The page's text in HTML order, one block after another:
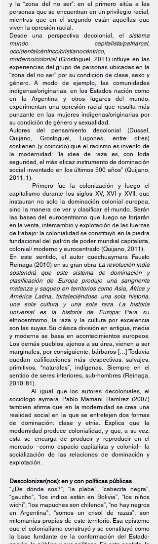
y la “zona del no ser”: en el primero sitúa a las
personas que se encuentran en un privilegio racial,
mientras que en el segundo están aquellas que
viven la opresión racial.
Desde una perspectiva decolonial, el sistema
mundo capitalista/patriarcal,
occidentalcéntrico/cristianocéntrico,
moderno/colonial (Grosfoguel, 2011) influye en las
experiencias del grupo de personas ubicadas en la
“zona del no ser” por su condición de clase, sexo y
género. A modo de ejemplo, las comunidades
indígenas/originarias, en los Estados nación como
en la Argentina y otros lugares del mundo,
experimentan una opresión racial que resulta más
punzante en las mujeres indígenas/originarias por
su condición de género y sexualidad.
Autores del pensamiento decolonial (Dussel,
Quijano, Grosfoguel, Lugones, entre otres)
sostienen (y coincido) que el racismo es invento de
la modernidad: “la idea de raza es, con toda
seguridad, el más eficaz instrumento de dominación
social inventado en los últimos 500 años” (Quijano,
2011: 1).
Primero fue la colonización y luego el
capitalismo durante los siglos XV, XVI y XVII, que
instauran no solo la dominación colonial europea,
sino la manera de ver y clasificar el mundo. Serán
las bases del eurocentrismo que luego se forjarán
en la venta, intercambio y explotación de las fuerzas
de trabajo: la colonialidad se constituyó en la piedra
fundacional del patrón de poder mundial capitalista,
colonial/ moderno y eurocentrado (Quijano, 2011).
En este sentido, el autor quechuaymara Fausto
Reinaga (2010) en su gran obra La revolución india
sostendrá que este sistema de dominación y
clasificación de Europa produjo una sangrienta
matanza y saqueo en territorios como Asia, África y
América Latina, fortaleciéndose una sola historia,
una sola cultura y una sola raza. La historia
universal es la historia de Europa:
Para su
etnocentrismo, la raza y la cultura por excelencia
son las suyas. Su clásica división en antigua, media
y moderna se basa en acontecimientos europeos.
Los demás pueblos, ajenos a su área, vienen a ser
marginales, por consiguiente, bárbaros […] Todavía
quedan calificaciones más despectivas: salvajes,
primitivos, “naturales”, indígenas. Siempre en el
sentido de seres inferiores, sub-hombres (Reinaga,
2010: 81).
Al igual que los autores decoloniales, el
sociólogo aymara Pablo Mamani Ramírez (2007)
también afirma que en la modernidad se crea una
realidad social en la que se entretejen dos formas
de dominación: clase y etnia. Explica que la
modernidad produce colonialidad, y que, a su vez,
esta se encarga de producir y reproducir en el
mercado –como espacio capitalista y colonial– la
socialización de las relaciones de dominación y
explotación.
Descolonizar(nos): en y con políticas públicas
“¿De dónde sos?”, “la plebe”, “cabecita negra”,
“gaucho”, “los indios están en Bolivia”, “los niños
wichi”, “los mapuches son chilenos”, “no hay negros
en Argentina”, “somos un crisol de razas”, son
mitomanías propias de este territorio. Esa episteme
que el colonialismo construyó y se constituyó como
la base fundante de la conformación del Estado-